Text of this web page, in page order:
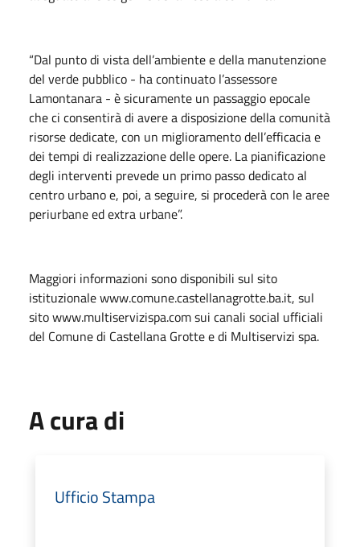
“Dal punto di vista dell’ambiente e della manutenzione
del verde pubblico - ha continuato l’assessore
Lamontanara - è sicuramente un passaggio epocale
che ci consentirà di avere a disposizione della comunità
risorse dedicate, con un miglioramento dell’efficacia e
dei tempi di realizzazione delle opere. La pianificazione
degli interventi prevede un primo passo dedicato al
centro urbano e, poi, a seguire, si procederà con le aree
periurbane ed extra urbane”.
Maggiori informazioni sono disponibili sul sito
istituzionale www.comune.castellanagrotte.ba.it, sul
sito www.multiservizispa.com sui canali social ufficiali
del Comune di Castellana Grotte e di Multiservizi spa.
A cura di
Ufficio Stampa